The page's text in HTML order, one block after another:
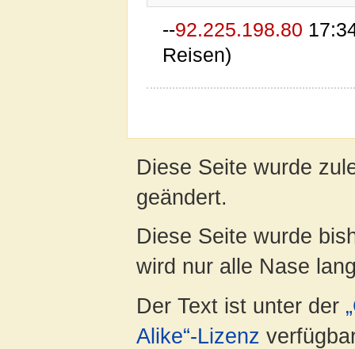
--92.225.198.80
Reisen)
Diese Seite wurde
geändert.
Diese Seite wurde
wird nur alle Nase
Der Text ist unter der
Alike“-Lizenz